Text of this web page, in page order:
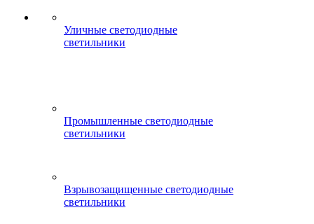
Уличные светодиодные
светильники
Промышленные светодиодные
светильники
Взрывозащищенные светодиодные
светильники